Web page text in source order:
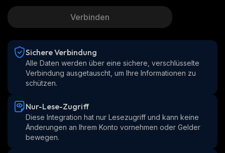
Verbinden
Sichere Verbindung
Alle Daten werden über eine sichere, verschlüsselte
Verbindung ausgetauscht, um Ihre Informationen zu
schützen.
Nur-Lese-Zugriff
Diese Integration hat nur Lesezugriff und kann keine
Änderungen an Ihrem Konto vornehmen oder Gelder
bewegen.